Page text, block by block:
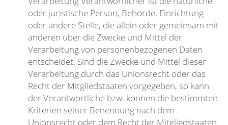
oder juristische Person, Behörde, Einrichtung
oder andere Stelle, die allein oder gemeinsam mit
anderen über die Zwecke und Mittel der
Verarbeitung von personenbezogenen Daten
entscheidet. Sind die Zwecke und Mittel dieser
Verarbeitung durch das Unionsrecht oder das
Recht der Mitgliedstaaten vorgegeben, so kann
der Verantwortliche bzw. können die bestimmten
Kriterien seiner Benennung nach dem
Unionsrecht oder dem Recht der Mitgliedstaaten